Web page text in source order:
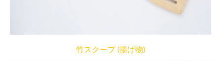
竹スクープ (揚げ物)